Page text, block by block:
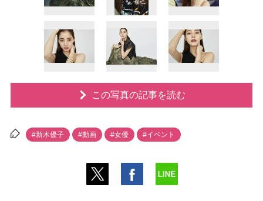
この写真の記事を読む
#新木優子 #動画 #女優 #イベント